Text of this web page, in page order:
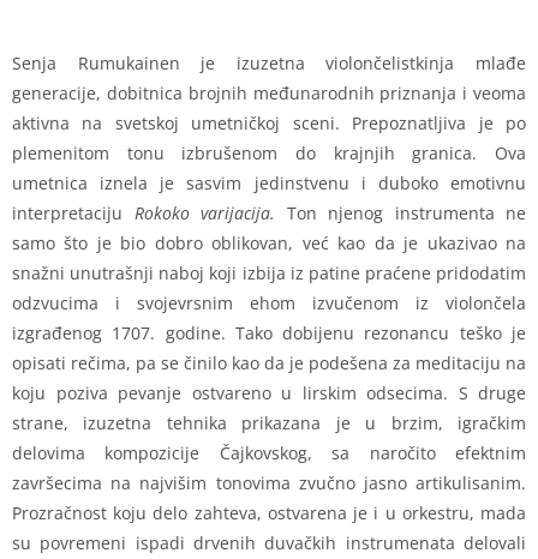
Senja Rumukainen je izuzetna violončelistkinja mlađe
generacije, dobitnica brojnih međunarodnih priznanja i veoma
aktivna na svetskoj umetničkoj sceni. Prepoznatljiva je po
plemenitom tonu izbrušenom do krajnjih granica. Ova
umetnica iznela je sasvim jedinstvenu i duboko emotivnu
interpretaciju Rokoko varijacija.
Ton njenog instrumenta ne
samo što je bio dobro oblikovan, već kao da je ukazivao na
snažni unutrašnji naboj koji izbija iz patine praćene pridodatim
odzvucima i svojevrsnim ehom izvučenom iz violončela
izgrađenog 1707. godine. Tako dobijenu rezonancu teško je
opisati rečima, pa se činilo kao da je podešena za meditaciju na
koju poziva pevanje ostvareno u lirskim odsecima. S druge
strane, izuzetna tehnika prikazana je u brzim, igračkim
delovima kompozicije Čajkovskog, sa naročito efektnim
završecima na najvišim tonovima zvučno jasno artikulisanim.
Prozračnost koju delo zahteva, ostvarena je i u orkestru, mada
su povremeni ispadi drvenih duvačkih instrumenata delovali